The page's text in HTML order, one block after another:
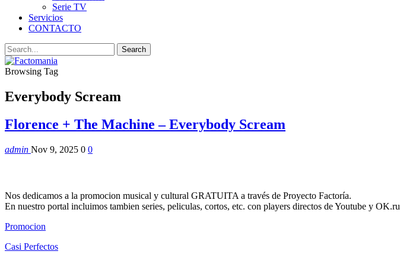
Serie TV
Servicios
CONTACTO
Browsing Tag
Everybody Scream
Florence + The Machine – Everybody Scream
admin Nov 9, 2025 0 0
Nos dedicamos a la promocion musical y cultural GRATUITA a través de Proyecto Factoría.
En nuestro portal incluimos tambien series, peliculas, cortos, etc. con players directos de Youtube y OK.ru
Promocion
Casi Perfectos